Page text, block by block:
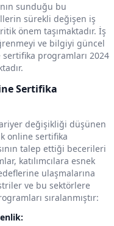
sunduğu bu
sürekli değişen iş
önem taşımaktadır. İş
ve bilgiyi güncel
programları 2024
Sertifika
değişikliği düşünen
online sertifika
talep ettiği becerileri
katılımcılara esnek
ulaşmalarına
ve bu sektörlere
sıralanmıştır: